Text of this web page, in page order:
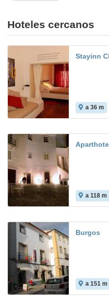
Hoteles cercanos
Stayinn
a 36 m
a 118 m
Burgos
a 151 m